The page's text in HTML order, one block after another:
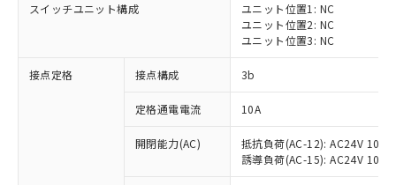
スイッチユニット構成
ユニット位置1: NC
ユニット位置2: NC
ユニット位置3: NC
接点定格 接点構成 3b
定格通電電流 10A
開閉能力(AC)
抵抗負荷(AC-12): AC24V 10A/
誘導負荷(AC-15): AC24V
※1 対応状況
対応済み：EU RoHS指令（10物質）の
非含有に対応した製品が提供可能な商品で
対応予定：EU RoHS指令（10物質）の非含